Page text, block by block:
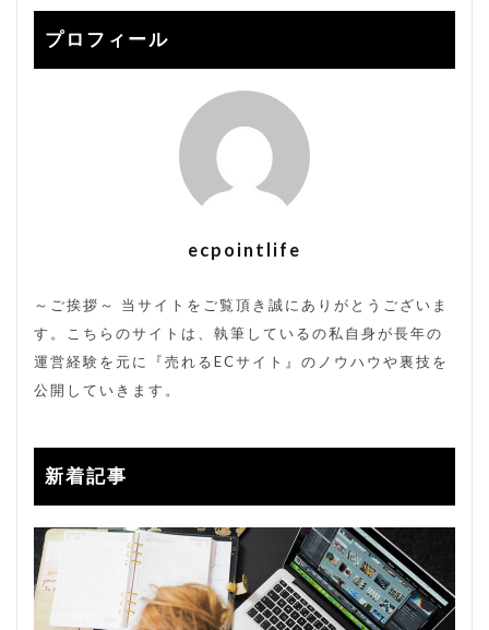
プロフィール
ecpointlife
～ご挨拶～ 当サイトをご覧頂き誠にありがとうございま
す。こちらのサイトは、執筆しているの私自身が長年の
運営経験を元に『売れるECサイト』のノウハウや裏技を
公開していきます。
新着記事
楽天ユニオン
楽天検索キーワード 楽天検索順位チェック
秀丸エディタ
裏技 販売方法
送料改定 通販サイト
検索